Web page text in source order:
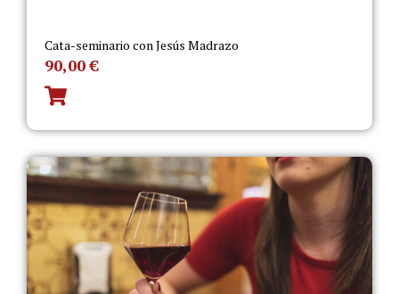
Cata-seminario con Jesús Madrazo
90,00€